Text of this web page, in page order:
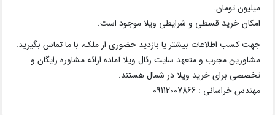
میلیون تومان.
امکان خرید قسطی و شرایطی ویلا موجود است.
جهت کسب اطلاعات بیشتر یا بازدید حضوری از ملک، با ما تماس بگیرید.
مشاورین مجرب و متعهد سایت رئال ویلا آماده ارائه مشاوره رایگان و
تخصصی برای خرید ویلا در شمال هستند.
مهندس خراسانی : 09112007866